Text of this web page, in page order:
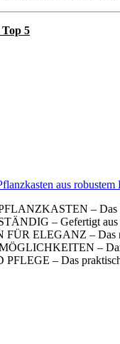
5
aus
– Das
– Gefertigt aus
ELEGANZ – Das
–
– Das